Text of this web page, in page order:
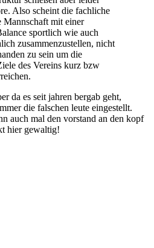
Also scheint die fachliche
Mannschaft mit einer
sportlich wie auch
zusammenzustellen, nicht
zu sein um die
des Vereins kurz bzw
da es seit jahren bergab geht,
die falschen leute eingestellt.
auch mal den vorstand an den kopf
hier gewaltig!